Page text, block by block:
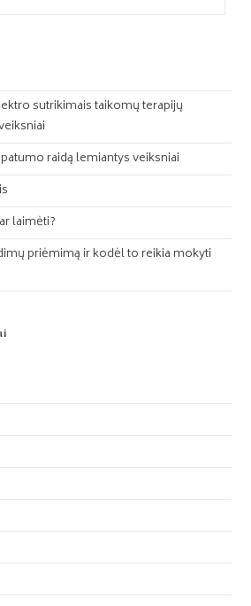
sutrikimais taikomų terapijų
raidą lemiantys veiksniai
laimėti?
priėmimą ir kodėl to reikia mokyti